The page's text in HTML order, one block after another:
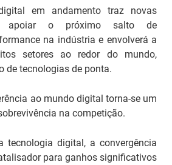
em andamento traz novas
apoiar o próximo salto de
na indústria e envolverá a
setores ao redor do mundo,
de tecnologias de ponta.
ao mundo digital torna-se um
na competição.
tecnologia digital, a convergência
para ganhos significativos